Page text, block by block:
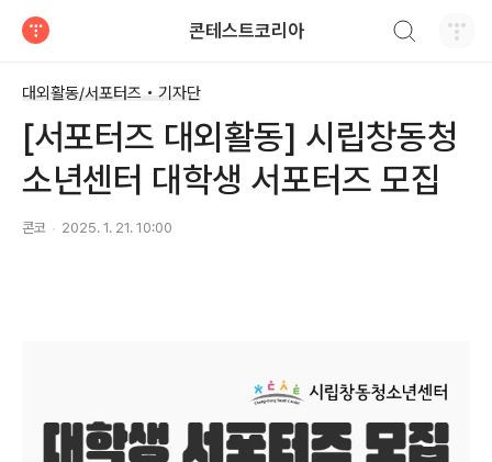
콘테스트코리아
대외활동/서포터즈 • 기자단
[서포터즈 대외활동] 시립창동청
소년센터 대학생 서포터즈 모집
콘코 2025. 1. 21. 10:00